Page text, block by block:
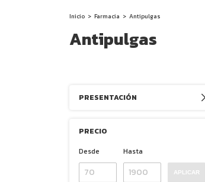
Inicio > Farmacia > Antipulgas
Antipulgas
PRESENTACIÓN
PRECIO
Desde
Hasta
APLICAR